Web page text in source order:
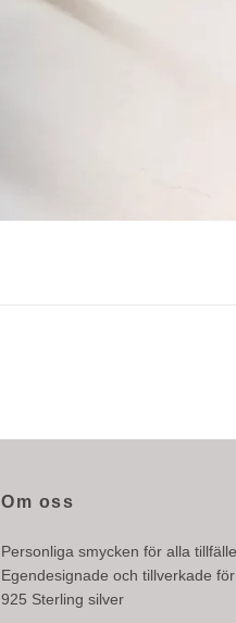
Om oss
Personliga smycken för alla
Egendesignade och tillverkade
925 Sterling silver